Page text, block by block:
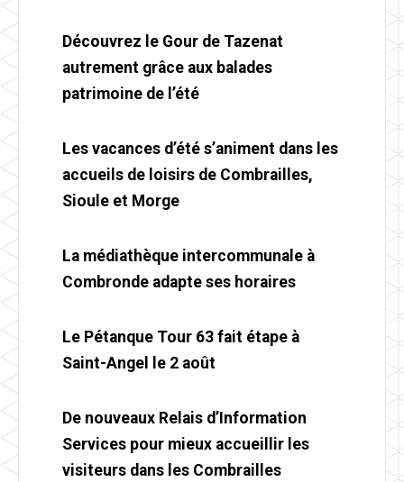
Découvrez le Gour de Tazenat
autrement grâce aux balades
patrimoine de l’été
Les vacances d’été s’animent dans les
accueils de loisirs de Combrailles,
Sioule et Morge
La médiathèque intercommunale à
Combronde adapte ses horaires
Le Pétanque Tour 63 fait étape à
Saint-Angel le 2 août
De nouveaux Relais d’Information
Services pour mieux accueillir les
visiteurs dans les Combrailles